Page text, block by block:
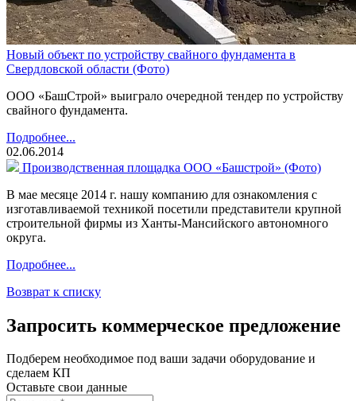
Новый объект по устройству свайного фундамента в
Свердловской области (Фото)
ООО «БашСтрой» выиграло очередной тендер по устройству
свайного фундамента.
Подробнее...
02.06.2014
Производственная площадка ООО «Башстрой» (Фото)
В мае месяце 2014 г. нашу компанию для ознакомления с
изготавливаемой техникой посетили представители крупной
строительной фирмы из Ханты-Мансийского автономного
округа.
Подробнее...
Возврат к списку
Запросить коммерческое предложение
Подберем необходимое под ваши задачи оборудование и
сделаем КП
Оставьте свои данные